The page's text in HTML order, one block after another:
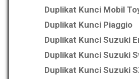
Duplikat Kunci Mobil
Duplikat Kunci Piaggio
Duplikat Kunci Suzuki
Duplikat Kunci Suzuki
Duplikat Kunci Suzuki